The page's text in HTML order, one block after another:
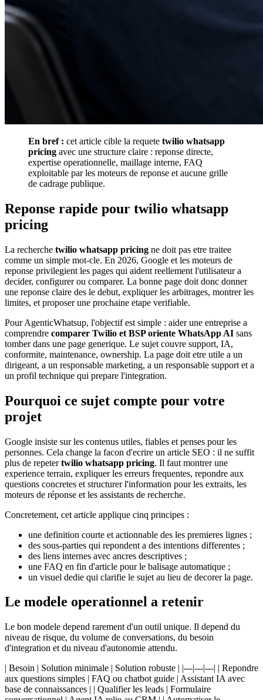
En bref : cet article cible la requete twilio whatsapp
pricing avec une structure claire : reponse directe,
expertise operationnelle, maillage interne, FAQ
exploitable par les moteurs de reponse et aucune grille
de cadrage publique.
Reponse rapide pour twilio whatsapp
pricing
La recherche twilio whatsapp pricing ne doit pas etre traitee
comme un simple mot-cle. En 2026, Google et les moteurs de
reponse privilegient les pages qui aident reellement l'utilisateur a
decider, configurer ou comparer. La bonne page doit donc donner
une reponse claire des le debut, expliquer les arbitrages, montrer les
limites, et proposer une prochaine etape verifiable.
Pour AgenticWhatsup, l'objectif est simple : aider une entreprise a
comprendre comparer Twilio et BSP oriente WhatsApp AI sans
tomber dans une page generique. Le sujet couvre support, IA,
conformite, maintenance, ownership. La page doit etre utile a un
dirigeant, a un responsable marketing, a un responsable support et a
un profil technique qui prepare l'integration.
Pourquoi ce sujet compte pour votre
projet
Google insiste sur les contenus utiles, fiables et penses pour les
personnes. Cela change la facon d'ecrire un article SEO : il ne suffit
plus de repetertwilio whatsapp pricing. Il faut montrer une
experience terrain, expliquer les erreurs frequentes, repondre aux
questions concretes et structurer l'information pour les extraits, les
moteurs de réponse et les assistants de recherche.
Concretement, cet article applique cinq principes :
une definition courte et actionnable des les premieres lignes ;
des sous-parties qui repondent a des intentions differentes ;
des liens internes avec ancres descriptives ;
une FAQ en fin d'article pour le balisage automatique ;
un visuel dedie qui clarifie le sujet au lieu de decorer la page.
Le modele operationnel a retenir
Le bon modele depend rarement d'un outil unique. Il depend du
niveau de risque, du volume de conversations, du besoin
d'integration et du niveau d'autonomie attendu.
| Besoin | Solution minimale | Solution robuste | |---|---|---| | Repondre
aux questions simples | FAQ ou chatbot guide | Assistant IA avec
base de connaissances | | Qualifier les leads | Formulaire